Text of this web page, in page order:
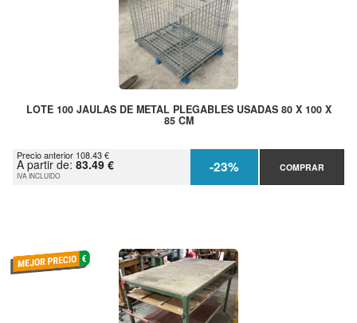
LOTE 100 JAULAS DE METAL PLEGABLES USADAS 80 X 100 X
85 CM
Precio anterior 108.43 €
A partir de: 83.49 €
IVA INCLUIDO -23% COMPRAR